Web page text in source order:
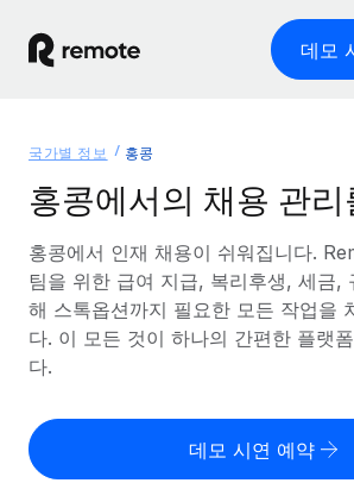
데모
글로벌 고용
글로벌 급여
규정을 준수하며 급여 지급을 손쉽게 처리
전 세계에서 규정을 준수하며 계약자 고용
글로벌 서비스 제공
국가별 정보
미국 주별 정보
미국 모든 주 전역에서 채용 업무를 간소화
리소스
국가별 직원 오분류 리스크 확인
요금
국가별 정보 홍콩
홍콩에서의 채용 관리
홍콩에서 인재 채용이 쉬워집니다.
팀을 위한 급여 지급, 복리후생, 세금,
해 스톡옵션까지 필요한 모든 작업을
다. 이 모든 것이 하나의 간편한 플랫
다.
데모 시연 예약